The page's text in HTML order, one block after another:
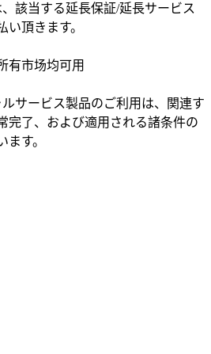
該当する延長保証/延長サービス
い頂きます。
有市场均可用
サービス製品のご利用は、関連す
完了、および適用される諸条件の
す。